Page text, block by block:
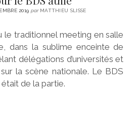
2019 parMATTHIEU SLISSE
le traditionnel meeting en salle
dans la sublime enceinte de
délégations d’universités et
la scène nationale. Le BDS
de la partie.